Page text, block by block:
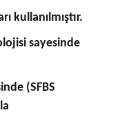
kullanılmıştır.
sayesinde
(SFBS